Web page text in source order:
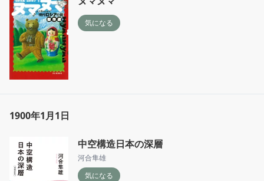
気になる
1900年1月1日
中空構造日本の深層
河合隼雄
気になる